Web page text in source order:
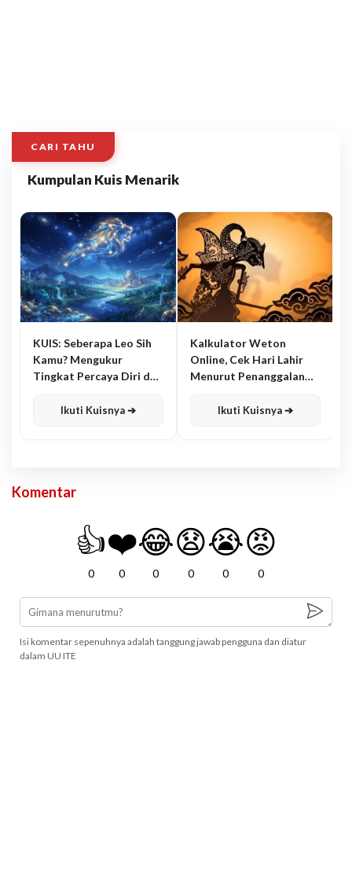
CARI TAHU
Kumpulan Kuis Menarik
KUIS: Seberapa Leo Sih
Kamu? Mengukur
Tingkat Percaya Diri dan
Ikuti Kuisnya ➔
Kalkulator Weton
Online, Cek Hari Lahir
Menurut Penanggalan
Ikuti Kuisnya ➔
Komentar
👍
0
❤️
0
😂
0
😧
0
😭
0
😡
0
Isi komentar sepenuhnya adalah tanggung jawab pengguna dan diatur
dalam UU ITE